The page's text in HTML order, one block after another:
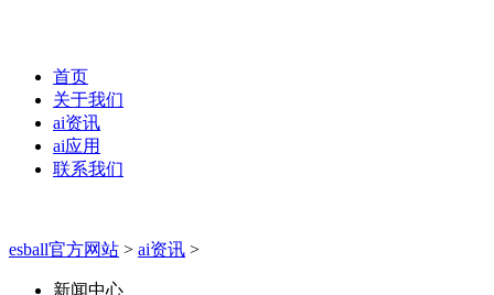
首页
关于我们
ai资讯
ai应用
联系我们
esball官方网站 > ai资讯 >
新闻中心